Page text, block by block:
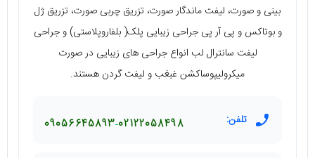
بینی و صورت، لیفت ماندگار صورت، تزریق چربی صورت، تزریق ژل
و بوتاکس و پی آر پی جراحی زیبایی پلک( بلفاروپلاستی) و جراحی
لیفت سانترال لب انواع جراحی های زیبایی در صورت
میکرولیپوساکشن غبغب و لیفت گردن هستند.
تلفن: 02122058498
09056645893